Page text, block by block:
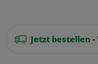
Jetzt bestellen